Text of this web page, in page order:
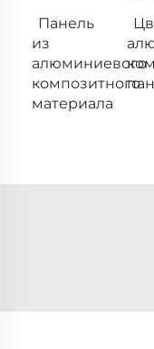
Панель
из
алюминиевого
композитного
материала